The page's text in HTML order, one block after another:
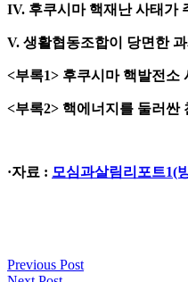
IV. 후쿠시마 핵재난 사태가
V. 생활협동조합이 당면한
<부록1> 후쿠시마 핵발전소
<부록2> 핵에너지를 둘러싼
·자료 : 모심과살림리포트1(
Previous Post